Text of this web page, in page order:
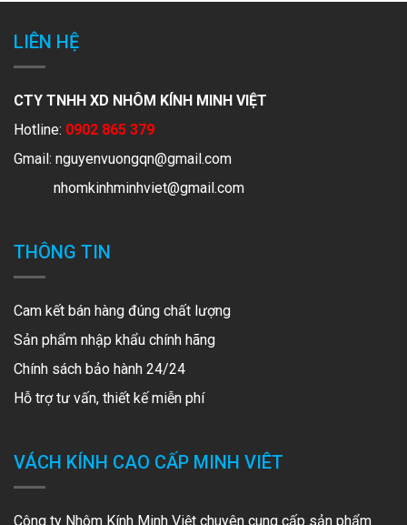
LIÊN HỆ
CTY TNHH XD NHÔM KÍNH MINH VIỆT
Hotline: 0902 865 379
Gmail: nguyenvuongqn@gmail.com
nhomkinhminhviet@gmail.com
THÔNG TIN
Cam kết bán hàng đúng chất lượng
Sản phẩm nhập khẩu chính hãng
Chính sách bảo hành 24/24
Hỗ trợ tư vấn, thiết kế miễn phí
VÁCH KÍNH CAO CẤP MINH VIÊT
Công ty Nhôm Kính Minh Việt chuyên cung cấp sản phẩm